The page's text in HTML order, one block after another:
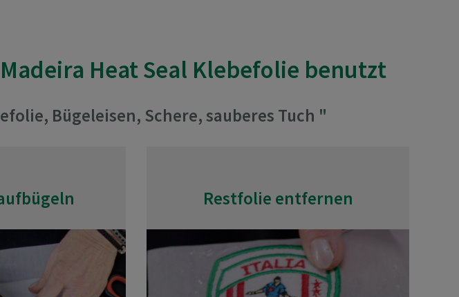
Heat Seal Klebefolie benutzt
Bügeleisen, Schere, sauberes Tuch "
Restfolie entfernen